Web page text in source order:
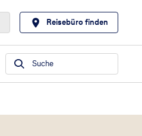
Reisebüro finden
Suche